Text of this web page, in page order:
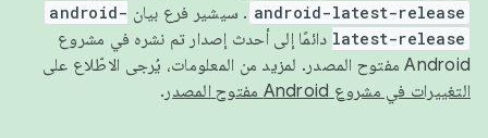
android-latest-release . سيشير فرع بيان android-
latest-release دائمًا إلى أحدث إصدار تم نشره في مشروع
Android مفتوح المصدر. لمزيد من المعلومات، يُرجى الاطّلاع على
التغييرات في مشروع Android مفتوح المصدر
.